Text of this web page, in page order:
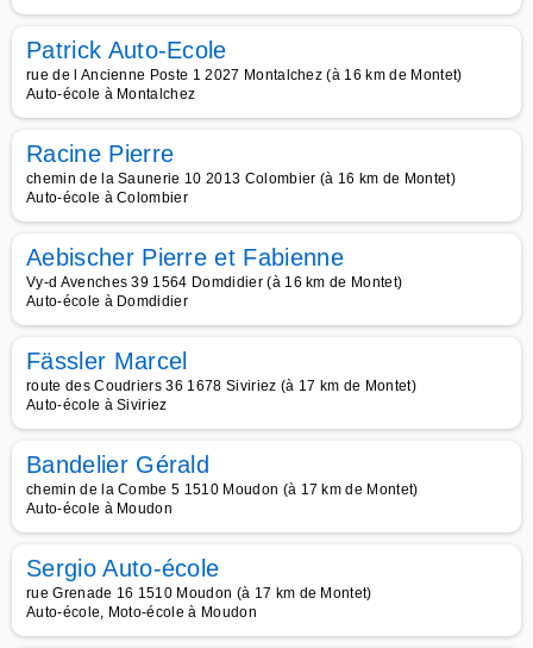
Patrick Auto-Ecole
rue de l Ancienne Poste 1 2027 Montalchez (à 16 km de Montet)
Auto-école à Montalchez
Racine Pierre
chemin de la Saunerie 10 2013 Colombier (à 16 km de Montet)
Auto-école à Colombier
Aebischer Pierre et Fabienne
Vy-d Avenches 39 1564 Domdidier (à 16 km de Montet)
Auto-école à Domdidier
Fässler Marcel
route des Coudriers 36 1678 Siviriez (à 17 km de Montet)
Auto-école à Siviriez
Bandelier Gérald
chemin de la Combe 5 1510 Moudon (à 17 km de Montet)
Auto-école à Moudon
Sergio Auto-école
rue Grenade 16 1510 Moudon (à 17 km de Montet)
Auto-école, Moto-école à Moudon